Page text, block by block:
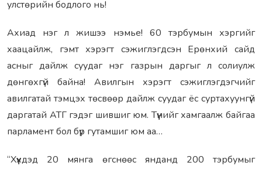
улстөрийн бодлого нь!
Ахиад нэг л жишээ нэмье! 60 тэрбумын хэргийг
хаацайлж, гэмт хэрэгт сэжиглэгдсэн Ерөнхий сайд
асныг дайлж суудаг нэг газрын даргыг л солиулж
дөнгөхгүй байна! Авилгын хэрэгт сэжиглэгдэгчийг
авилгатай тэмцэх төсвөөр дайлж суудаг ёс суртахуунгүй
даргатай АТГ гэдэг шившиг юм. Түүнийг хамгаалж байгаа
парламент бол бүр гутамшиг юм аа…
“Хүүхдэд 20 мянга өгснөөс янданд 200 тэрбумыг